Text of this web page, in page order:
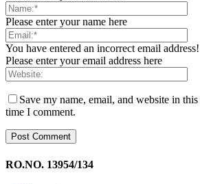
Please enter your name here
You have entered an incorrect email address!
Please enter your email address here
Save my name, email, and website in
time I comment.
RO.NO. 13954/134